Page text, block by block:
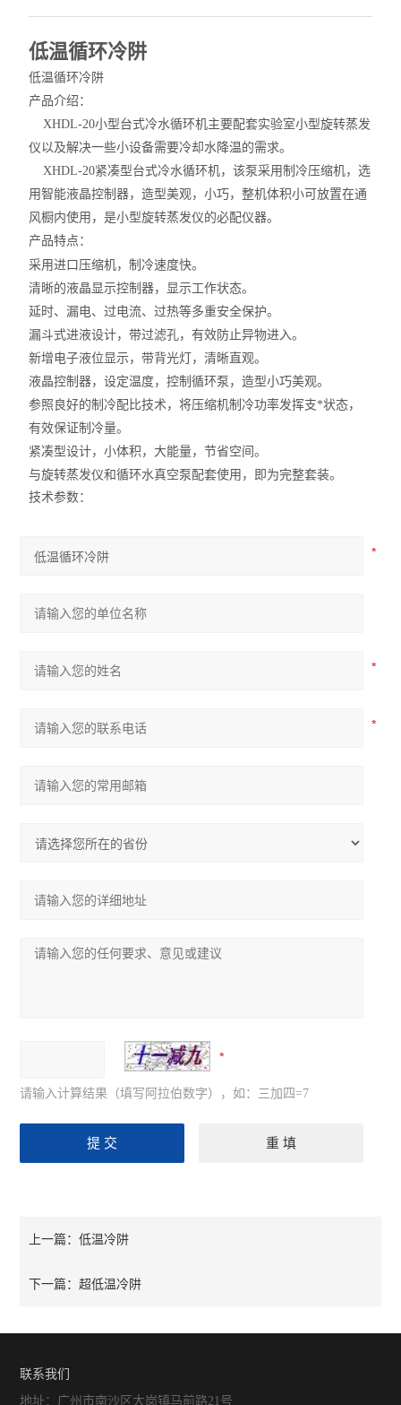
低温循环冷阱
低温循环冷阱
产品介绍：
XHDL-20小型台式冷水循环机主要配套实验室小型旋转蒸发
仪以及解决一些小设备需要冷却水降温的需求。
XHDL-20紧凑型台式冷水循环机，该泵采用制冷压缩机，选
用智能液晶控制器，造型美观，小巧，整机体积小可放置在通
风橱内使用，是小型旋转蒸发仪的必配仪器。
产品特点：
采用进口压缩机，制冷速度快。
清晰的液晶显示控制器，显示工作状态。
延时、漏电、过电流、过热等多重安全保护。
漏斗式进液设计，带过滤孔，有效防止异物进入。
新增电子液位显示，带背光灯，清晰直观。
液晶控制器，设定温度，控制循环泵，造型小巧美观。
参照良好的制冷配比技术，将压缩机制冷功率发挥支*状态，
有效保证制冷量。
紧凑型设计，小体积，大能量，节省空间。
与旋转蒸发仪和循环水真空泵配套使用，即为完整套装。
技术参数：
请输入计算结果（填写阿拉伯数字），如：三加四=7
上一篇：低温冷阱
下一篇：超低温冷阱
联系我们
地址：广州市南沙区大岗镇马前路21号